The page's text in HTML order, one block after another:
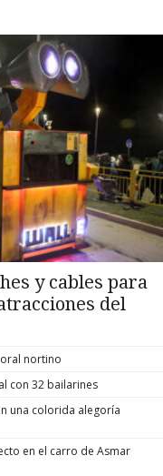
y cables para
del
nortino
con 32 bailarines
una colorida alegoría
en el carro de Asmar